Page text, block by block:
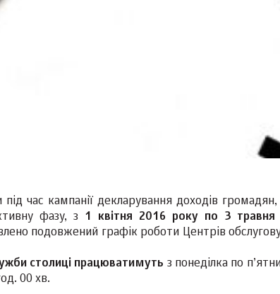
під час кампанії декларування доходів
фазу, з 1 квітня 2016 року по 3
подовжений графік роботи Центрів
столиці працюватимуть з понеділка по
00 хв.